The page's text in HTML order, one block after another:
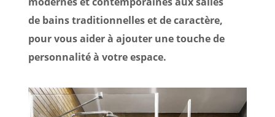
de bains traditionnelles et de caractère,
pour vous aider à ajouter une touche de
personnalité à votre espace.